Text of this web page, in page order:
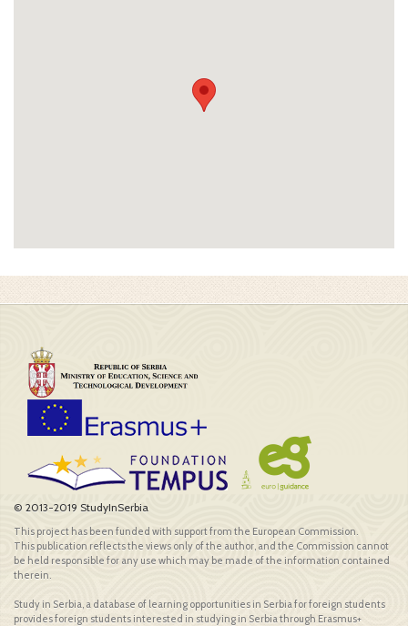
© 2013-2019 StudyInSerbia
This project has been funded with support from the European Commission.
This publication reflects the views only of the author, and the Commission cannot
be held responsible for any use which may be made of the information contained
therein.
Study in Serbia, a database of learning opportunities in Serbia for foreign students
provides foreign students interested in studying in Serbia through Erasmus+